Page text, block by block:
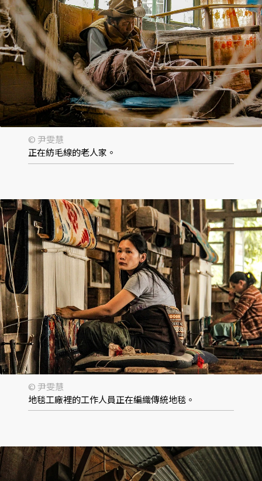
© 尹雯慧
正在紡毛線的老人家。
© 尹雯慧
地毯工廠裡的工作人員正在編織傳統地毯。